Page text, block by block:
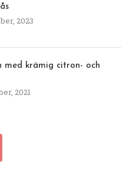
2023
med krämig citron- och
2021